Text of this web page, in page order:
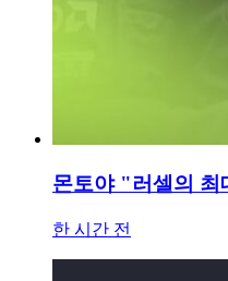
몬토야 "러셀의 최
한 시간 전